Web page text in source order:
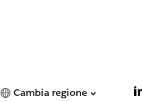
Cambia regione